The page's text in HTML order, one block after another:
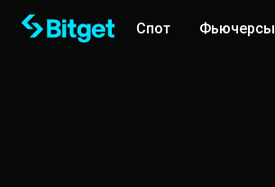
Спот Фьючерсы